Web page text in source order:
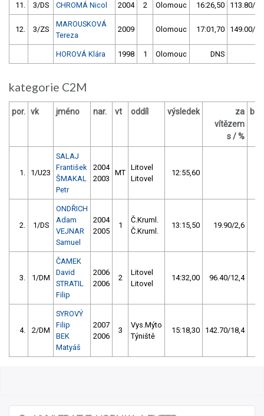
11. 3/DS CHROMÁ Nicol 2004 2 Olomouc 16:26,50 113.80/
12. 3/ZS
MAROUSKOVÁ
Tereza
2009 Olomouc 17:01,70 149.00/
HOROVÁ Klára 1998 1 Olomouc DNS
kategorie C2M
por. vk jméno nar. vt oddíl výsledek
za
vítězem
s / %
1. 1/U23
SALAJ
František
ŠMAKAL
Petr
2004
2003
MT
Litovel
Litovel
12:55,60
2. 1/DS
ONDŘICH
Adam
VEJNAR
Samuel
2004
2005
1
Č.Kruml.
Č.Kruml.
13:15,50 19.90/2,6
3. 1/DM
ČAMEK
David
STRATIL
Filip
2006
2006
2
Litovel
Litovel
14:32,00 96.40/12,4
4. 2/DM
SYROVÝ
Filip
BEK
Matyáš
2007
2006
3
Vys.Mýto
Týniště
15:18,30 142.70/18,4